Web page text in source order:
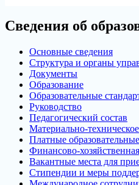
Сведения об
Основные сведения
Структура и органы
Документы
Образование
Образовательные
Руководство
Педагогический состав
Материально-
Платные
Финансово-
Вакантные места для
Стипендии и меры